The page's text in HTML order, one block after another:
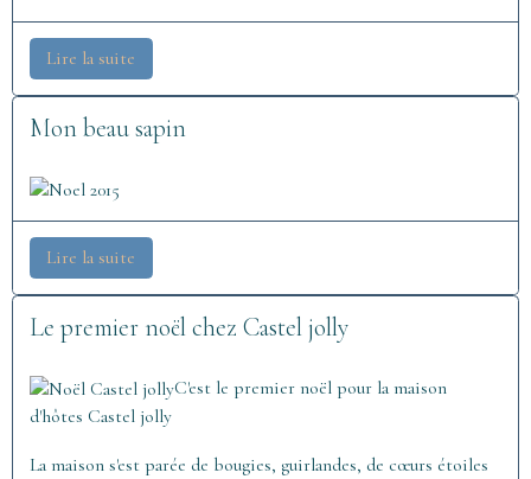
Lire la suite
Mon beau sapin
Lire la suite
Le premier noël chez Castel jolly
C'est le premier noël pour la maison
d'hôtes Castel jolly
La maison s'est parée de bougies, guirlandes, de cœurs étoiles